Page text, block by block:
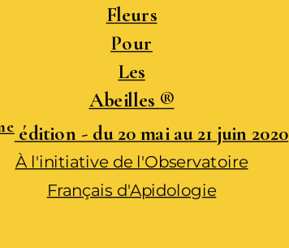
Fleurs
Pour
Les
Abeilles ®
édition - du 20 mai au 21 juin 2020
À l'initiative de l'Observatoire
Français d'Apidologie